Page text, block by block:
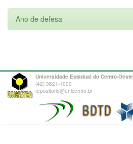
Ano de defesa
Universidade Estadual do Centro-Oeste
(42) 3621-1000
repositorio@unicentro.br